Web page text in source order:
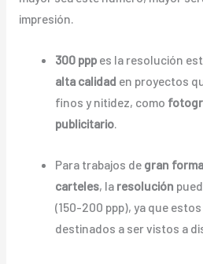
impresión.
300 ppp es la resolución
alta calidad en proyectos
finos y nitidez, como
publicitario
Para trabajos de gran
carteles, la resolución
(150-200 ppp), ya que
destinados a ser vistos a